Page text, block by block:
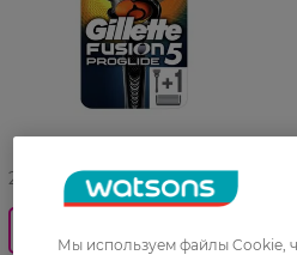
27 07 - 23 08
Мы используем файлы Cookie,